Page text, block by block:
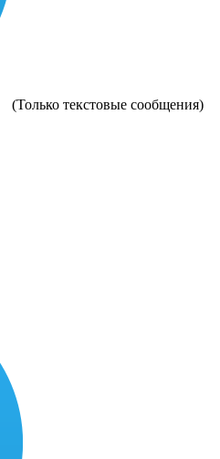
(Только текстовые сообщения)